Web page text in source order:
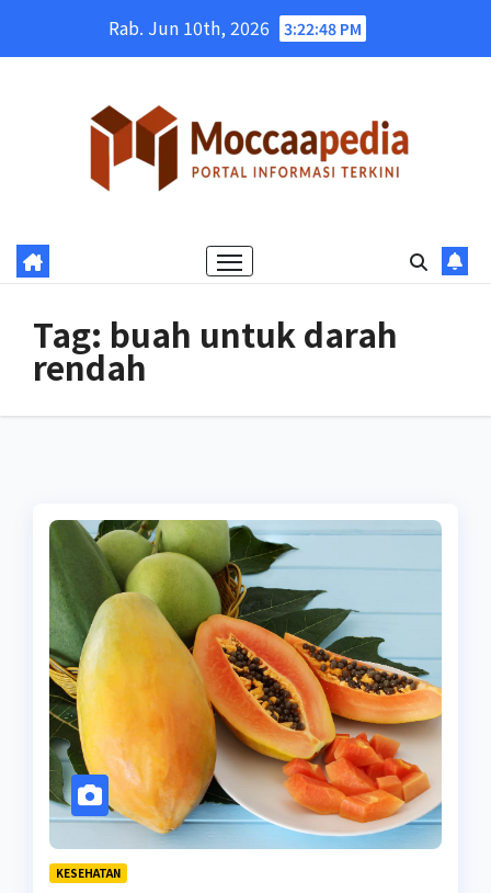
Rab. Jun 10th, 2026 3:22:49 PM
Tag: buah untuk darah
rendah
KESEHATAN